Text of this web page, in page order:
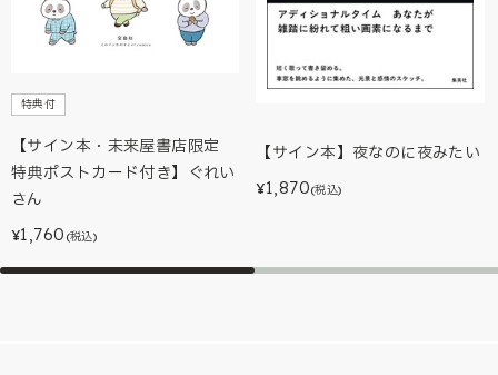
特典付
【サイン本・未来屋書店限定
特典ポストカード付き】ぐれい
さん
¥1,760 (税込)
【サイン本】夜なのに夜みたい
¥1,870(税込)